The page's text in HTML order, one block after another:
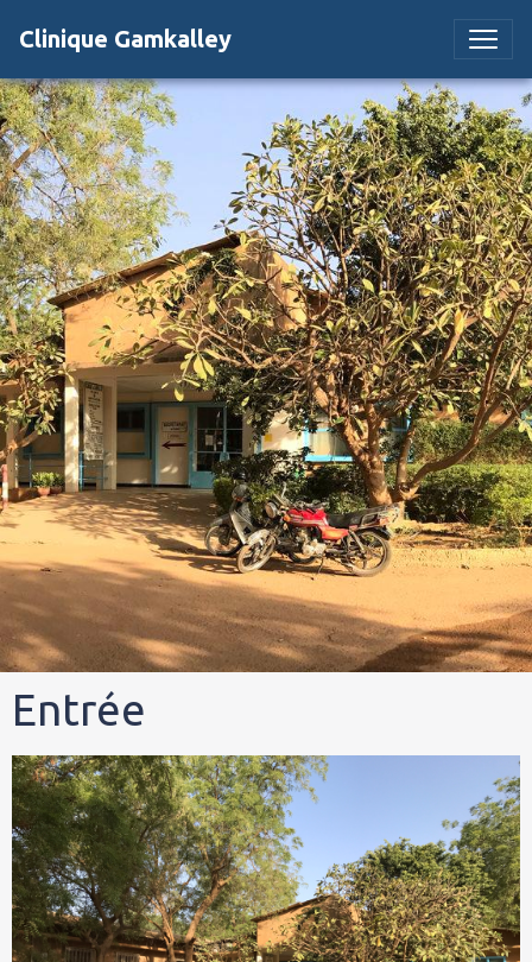
Clinique Gamkalley
Entrée